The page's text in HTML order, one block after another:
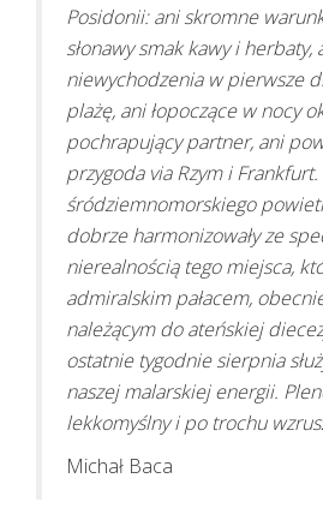
Posidonii: ani skromne
słonawy smak kawy i
niewychodzenia w pierwsze
plażę, ani łopoczące w nocy
pochrapujący partner, ani
przygoda via Rzym i
śródziemnomorskiego
dobrze harmonizowały ze
nierealnością tego miejsca,
admiralskim pałacem,
należącym do ateńskiej
ostatnie tygodnie sierpnia
naszej malarskiej energii.
lekkomyślny i po trochu
Michał Baca